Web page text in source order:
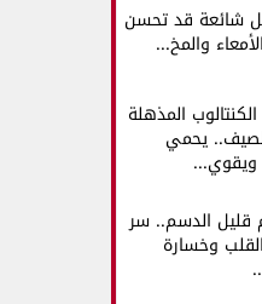
شائعة قد تحسن
والمخ...
المذهلة
يحمي
ويقوي...
قليل الدسم.. سر
وخسارة